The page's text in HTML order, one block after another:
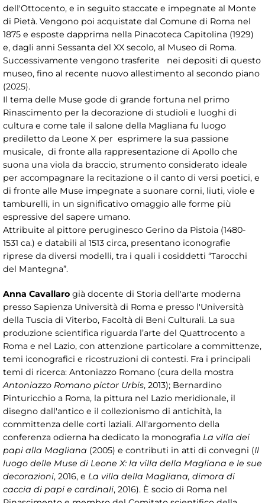
dell'Ottocento, e in seguito staccate e impegnate al Monte
di Pietà. Vengono poi acquistate dal Comune di Roma nel
1875 e esposte dapprima nella Pinacoteca Capitolina (1929)
e, dagli anni Sessanta del XX secolo, al Museo di Roma.
Successivamente vengono trasferite nei depositi di questo
museo, fino al recente nuovo allestimento al secondo piano
(2025).
Il tema delle Muse gode di grande fortuna nel primo
Rinascimento per la decorazione di studioli e luoghi di
cultura e come tale il salone della Magliana fu luogo
prediletto da Leone X per esprimere la sua passione
musicale, di fronte alla rappresentazione di Apollo che
suona una viola da braccio, strumento considerato ideale
per accompagnare la recitazione o il canto di versi poetici, e
di fronte alle Muse impegnate a suonare corni, liuti, viole e
tamburelli, in un significativo omaggio alle forme più
espressive del sapere umano.
Attribuite al pittore peruginesco Gerino da Pistoia (1480-
1531 ca.) e databili al 1513 circa, presentano iconografie
riprese da diversi modelli, tra i quali i cosiddetti “Tarocchi
del Mantegna”.
Anna Cavallaro già docente di Storia dell'arte moderna
presso Sapienza Università di Roma e presso l'Università
della Tuscia di Viterbo, Facoltà di Beni Culturali. La sua
produzione scientifica riguarda l’arte del Quattrocento a
Roma e nel Lazio, con attenzione particolare a committenze,
temi iconografici e ricostruzioni di contesti. Fra i principali
temi di ricerca: Antoniazzo Romano (cura della mostra
Antoniazzo Romano pictor Urbis, 2013); Bernardino
Pinturicchio a Roma, la pittura nel Lazio meridionale, il
disegno dall'antico e il collezionismo di antichità, la
committenza delle corti laziali. All'argomento della
conferenza odierna ha dedicato la monografia La villa dei
papi alla Magliana (2005) e contributi in atti di convegni (Il
luogo delle Muse di Leone X: la villa della Magliana e le sue
decorazioni, 2016, e La villa della Magliana, dimora di
caccia di papi e cardinali, 2016). È socio di Roma nel